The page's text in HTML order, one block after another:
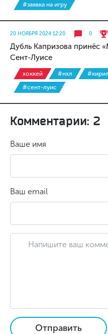
#заявка на игру
20 НОЯБРЯ 2024 12:20 0
Дубль Капризова принёс
Сент-Луисе
хоккей #нхл
#сент-луис
Комментарии: 2
Ваше имя
Ваш email
Отправить